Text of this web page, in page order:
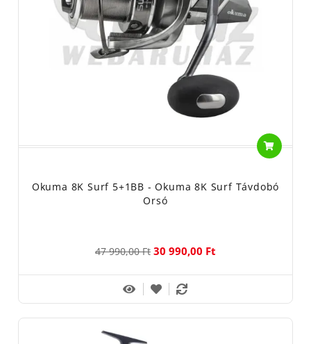
módszer, ami a legjobban igénybe veszi a felszerelést. Ez a
garancia az Okuma termékek
magas minőségének a megtartására, hisz minden fejlesztésük
Természetesen a horgászkiegészítők és horgászkellékek
gyártását sem hanyagolta el a taiwani
cég. A bottáskák és merítők közt is gyakran feltűnik az Okuma
Azoknak a horgászoknak ajánljuk az Okuma termékeket, akiknek
megbízhatósága a fő szempont. A megvásárolt horgászcikkeket
Okuma 8K Surf 5+1BB - Okuma 8K Surf Távdobó
Orsó
47 990,00 Ft 30 990,00 Ft